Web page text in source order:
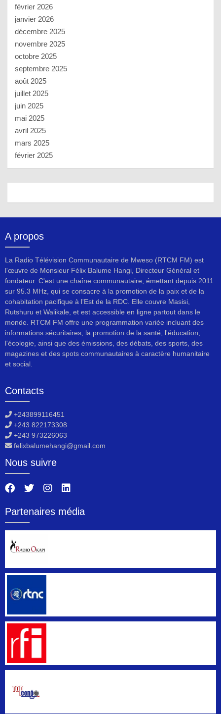
février 2026
janvier 2026
décembre 2025
novembre 2025
octobre 2025
septembre 2025
août 2025
juillet 2025
juin 2025
mai 2025
avril 2025
mars 2025
février 2025
A propos
La Radio Télévision Communautaire de Mweso (RTCM FM) est
l'œuvre de Monsieur Félix Balume Hangi, Directeur Général et
fondateur. C'est une chaîne communautaire, émettant depuis 2011
sur 95.3 MHz, qui se consacre à la promotion de la paix et de la
cohabitation pacifique à l'Est de la RDC. Elle couvre Masisi,
Rutshuru et Walikale, et est accessible en ligne partout dans le
monde. RTCM FM offre une programmation variée incluant des
informations sécuritaires, la promotion de la santé, l'éducation,
l'écologie, ainsi que des émissions, des débats, des sports, des
magazines et des spots communautaires à caractère humanitaire
et social.
Contacts
+243899116451
+243 822173308
+243 973226063
felixbalumehangi@gmail.com
Nous suivre
Partenaires média